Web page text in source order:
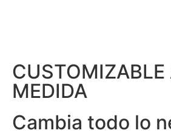
CUSTOMIZABLE
MEDIDA
Cambia todo lo